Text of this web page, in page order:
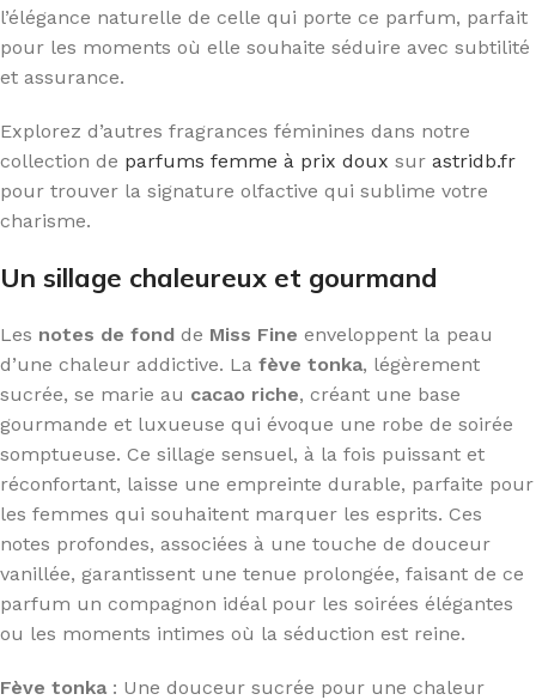
l’élégance naturelle de celle qui porte ce parfum, parfait
pour les moments où elle souhaite séduire avec subtilité
et assurance.
Explorez d’autres fragrances féminines dans notre
collection de parfums femme à prix doux sur astridb.fr
pour trouver la signature olfactive qui sublime votre
charisme.
Un sillage chaleureux et gourmand
Les notes de fond de Miss Fine enveloppent la peau
d’une chaleur addictive. La fève tonka, légèrement
sucrée, se marie au cacao riche, créant une base
gourmande et luxueuse qui évoque une robe de soirée
somptueuse. Ce sillage sensuel, à la fois puissant et
réconfortant, laisse une empreinte durable, parfaite pour
les femmes qui souhaitent marquer les esprits. Ces
notes profondes, associées à une touche de douceur
vanillée, garantissent une tenue prolongée, faisant de ce
parfum un compagnon idéal pour les soirées élégantes
ou les moments intimes où la séduction est reine.
Fève tonka : Une douceur sucrée pour une chaleur